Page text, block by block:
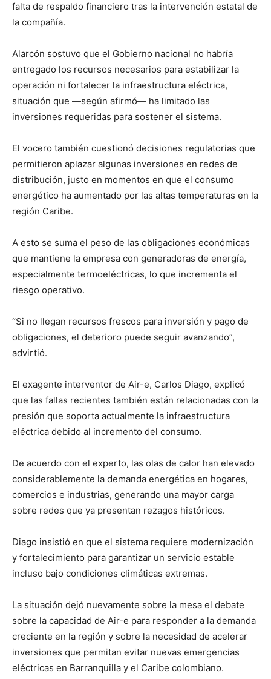
falta de respaldo financiero tras la intervención estatal de
la compañía.
Alarcón sostuvo que el Gobierno nacional no habría
entregado los recursos necesarios para estabilizar la
operación ni fortalecer la infraestructura eléctrica,
situación que —según afirmó— ha limitado las
inversiones requeridas para sostener el sistema.
El vocero también cuestionó decisiones regulatorias que
permitieron aplazar algunas inversiones en redes de
distribución, justo en momentos en que el consumo
energético ha aumentado por las altas temperaturas en la
región Caribe.
A esto se suma el peso de las obligaciones económicas
que mantiene la empresa con generadoras de energía,
especialmente termoeléctricas, lo que incrementa el
riesgo operativo.
“Si no llegan recursos frescos para inversión y pago de
obligaciones, el deterioro puede seguir avanzando”,
advirtió.
El exagente interventor de Air-e, Carlos Diago, explicó
que las fallas recientes también están relacionadas con la
presión que soporta actualmente la infraestructura
eléctrica debido al incremento del consumo.
De acuerdo con el experto, las olas de calor han elevado
considerablemente la demanda energética en hogares,
comercios e industrias, generando una mayor carga
sobre redes que ya presentan rezagos históricos.
Diago insistió en que el sistema requiere modernización
y fortalecimiento para garantizar un servicio estable
incluso bajo condiciones climáticas extremas.
La situación dejó nuevamente sobre la mesa el debate
sobre la capacidad de Air-e para responder a la demanda
creciente en la región y sobre la necesidad de acelerar
inversiones que permitan evitar nuevas emergencias
eléctricas en Barranquilla y el Caribe colombiano.